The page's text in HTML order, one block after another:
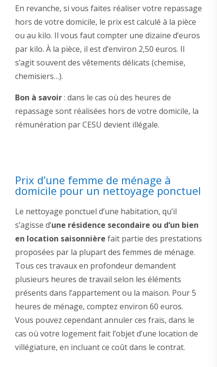
En revanche, si vous faites réaliser votre repassage
hors de votre domicile, le prix est calculé à la pièce
ou au kilo. Il vous faut compter une dizaine d’euros
par kilo. À la pièce, il est d’environ 2,50 euros. Il
s’agit souvent des vêtements délicats (chemise,
chemisiers…).
Bon à savoir: dans le cas où des heures de
repassage sont réalisées hors de votre domicile, la
rémunération par CESU devient illégale.
Prix d’une femme de ménage à
domicile pour un nettoyage ponctuel
Le nettoyage ponctuel d’une habitation, qu’il
s’agisse d’une résidence secondaire ou d’un bien
en location saisonnière fait partie des prestations
proposées par la plupart des femmes de ménage.
Tous ces travaux en profondeur demandent
plusieurs heures de travail selon les éléments
présents dans l’appartement ou la maison. Pour 5
heures de ménage, comptez environ 60 euros.
Vous pouvez cependant annuler ces frais, dans le
cas où votre logement fait l’objet d’une location de
villégiature, en incluant ce coût dans le contrat.